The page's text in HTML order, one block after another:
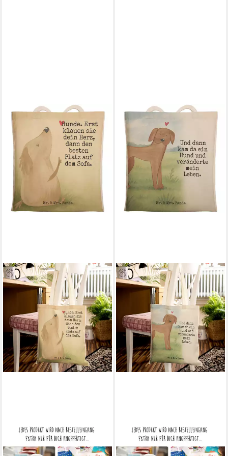
MR. & MRS. PANDA
Tragetasche Hund Liebe
Design, Tote Bag, Weiß,
MR. & MRS. PANDA
Tragetasche Hund Dogge
Design, Einkaufstasche,